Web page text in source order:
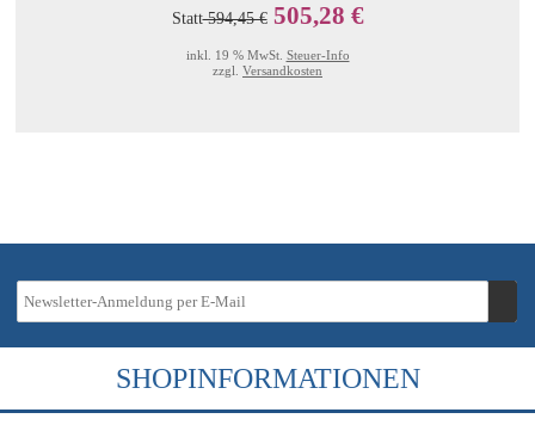
Statt594,45 € 505,28 €
inkl. 19 % MwSt. Steuer-Info
zzgl. Versandkosten
SHOPINFORMATIONEN